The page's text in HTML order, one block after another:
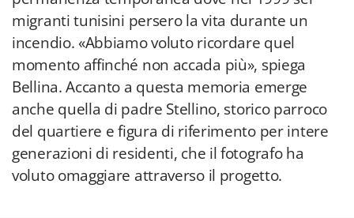
migranti tunisini persero la vita durante un
incendio. «Abbiamo voluto ricordare quel
momento affinché non accada più», spiega
Bellina. Accanto a questa memoria emerge
anche quella di padre Stellino, storico parroco
del quartiere e figura di riferimento per intere
generazioni di residenti, che il fotografo ha
voluto omaggiare attraverso il progetto.